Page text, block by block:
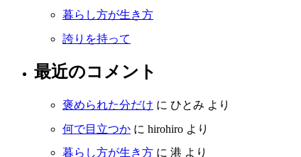
暮らし方が生き方
誇りを持って
最近のコメント
褒められた分だけ に ひとみ より
何で目立つか に hirohiro より
暮らし方が生き方 に 港 より